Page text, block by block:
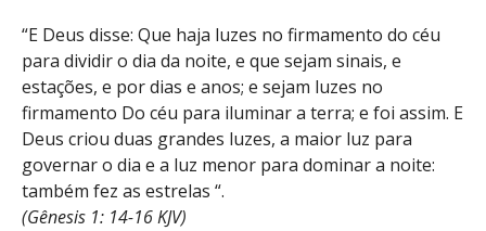
“E Deus disse: Que haja luzes no firmamento do céu
para dividir o dia da noite, e que sejam sinais, e
estações, e por dias e anos; e sejam luzes no
firmamento Do céu para iluminar a terra; e foi assim. E
Deus criou duas grandes luzes, a maior luz para
governar o dia e a luz menor para dominar a noite:
também fez as estrelas “.
(Gênesis 1: 14-16 KJV)